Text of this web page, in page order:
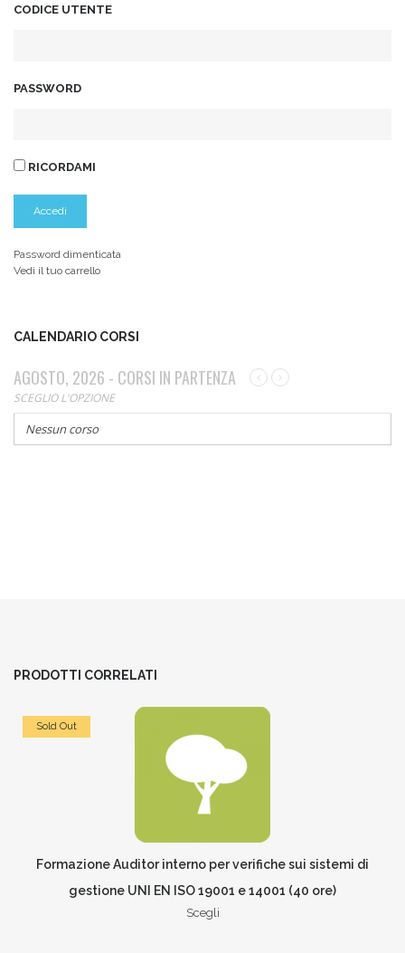
CODICE UTENTE
PASSWORD
RICORDAMI
Password dimenticata
Vedi il tuo carrello
CALENDARIO CORSI
AGOSTO, 2026 - CORSI IN PARTENZA
SCEGLIO L'OPZIONE
Nessun corso
PRODOTTI CORRELATI
Sold Out
Formazione Auditor interno per verifiche sui sistemi di
gestione UNI EN ISO 19001 e 14001 (40 ore)
Scegli